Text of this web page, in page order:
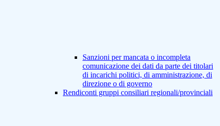
Sanzioni per mancata o incompleta
comunicazione dei dati da parte dei titolari
di incarichi politici, di amministrazione, di
direzione o di governo
Rendiconti gruppi consiliari regionali/provinciali